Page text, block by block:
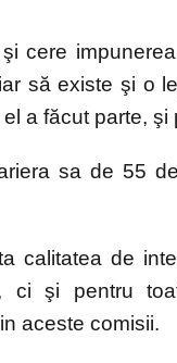
cere
să existe şi o
a făcut parte,
sa de 55
calitatea de
ci şi pentru
aceste comisii.